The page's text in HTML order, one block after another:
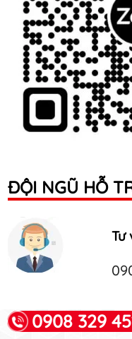
ĐỘI NGŨ HỖ
Tư
0908 329